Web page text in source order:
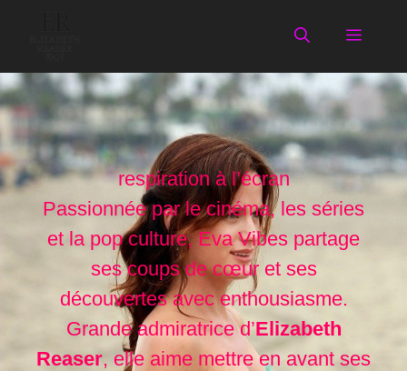
Menu
respiration à l’écran
Passionnée par le cinéma, les séries
et la pop culture, Eva Vibes partage
ses coups de cœur et ses
découvertes avec enthousiasme.
Grande admiratrice d’Elizabeth
Reaser, elle aime mettre en avant ses